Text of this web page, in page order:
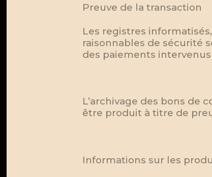
Preuve de la transaction
Les registres
raisonnables de sécurité
des paiements
L’archivage des bons
être produit à titre de
Informations sur les